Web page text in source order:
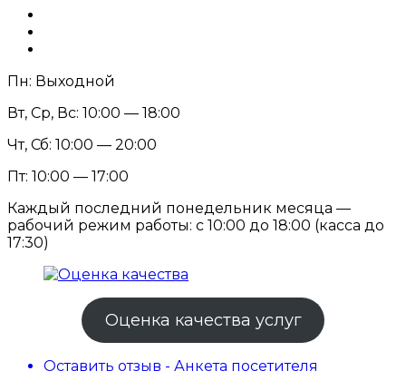
Пн: Выходной
Вт, Ср, Вс: 10:00 — 18:00
Чт, Сб: 10:00 — 20:00
Пт: 10:00 — 17:00
Каждый последний понедельник месяца —
рабочий режим работы: с 10:00 до 18:00 (касса до
17:30)
Оценка качества услуг
Оставить отзыв - Анкета посетителя